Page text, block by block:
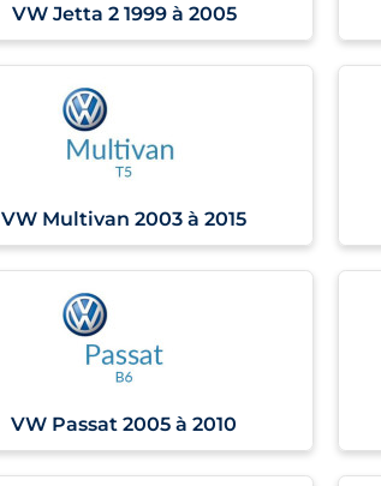
VW Jetta 2 1999 à 2005
VW Multivan 2003 à 2015
VW Passat 2005 à 2010